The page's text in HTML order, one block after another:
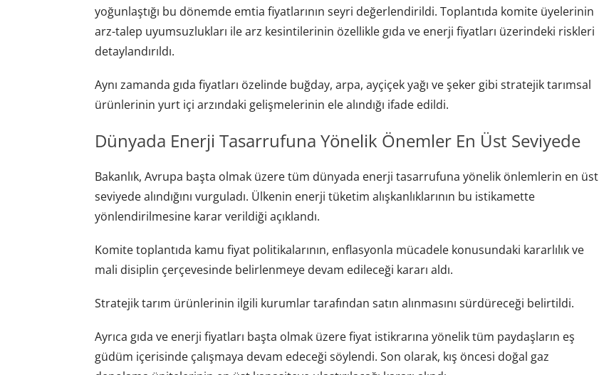
yoğunlaştığı bu dönemde emtia fiyatlarının seyri değerlendirildi. Toplantıda komite üyelerinin
arz-talep uyumsuzlukları ile arz kesintilerinin özellikle gıda ve enerji fiyatları üzerindeki riskleri
detaylandırıldı.
Aynı zamanda gıda fiyatları özelinde buğday, arpa, ayçiçek yağı ve şeker gibi stratejik tarımsal
ürünlerinin yurt içi arzındaki gelişmelerinin ele alındığı ifade edildi.
Dünyada Enerji Tasarrufuna Yönelik Önemler En Üst Seviyede
Bakanlık, Avrupa başta olmak üzere tüm dünyada enerji tasarrufuna yönelik önlemlerin en üst
seviyede alındığını vurguladı. Ülkenin enerji tüketim alışkanlıklarının bu istikamette
yönlendirilmesine karar verildiği açıklandı.
Komite toplantıda kamu fiyat politikalarının, enflasyonla mücadele konusundaki kararlılık ve
mali disiplin çerçevesinde belirlenmeye devam edileceği kararı aldı.
Stratejik tarım ürünlerinin ilgili kurumlar tarafından satın alınmasını sürdüreceği belirtildi.
Ayrıca gıda ve enerji fiyatları başta olmak üzere fiyat istikrarına yönelik tüm paydaşların eş
güdüm içerisinde çalışmaya devam edeceği söylendi. Son olarak, kış öncesi doğal gaz